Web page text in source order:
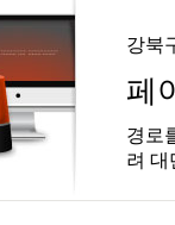
강북
페
경로
려 대